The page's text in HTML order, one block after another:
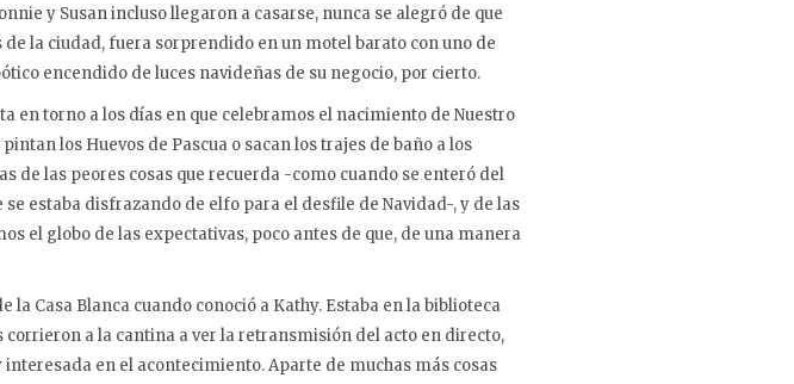
y Susan incluso llegaron a casarse, nunca se alegró de que
la ciudad, fuera sorprendido en un motel barato con uno de
encendido de luces navideñas de su negocio, por cierto.
en torno a los días en que celebramos el nacimiento de Nuestro
los Huevos de Pascua o sacan los trajes de baño a los
de las peores cosas que recuerda -como cuando se enteró del
estaba disfrazando de elfo para el desfile de Navidad-, y de las
el globo de las expectativas, poco antes de que, de una manera
Casa Blanca cuando conoció a Kathy. Estaba en la biblioteca
a la cantina a ver la retransmisión del acto en directo,
en el acontecimiento. Aparte de muchas más cosas